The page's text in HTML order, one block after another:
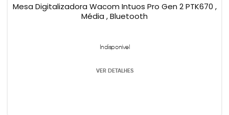
Mesa Digitalizadora Wacom Intuos Pro Gen 2 PTK670 ,
Média , Bluetooth
Indisponível
VER DETALHES